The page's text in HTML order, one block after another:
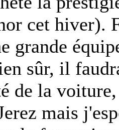
cet hiver).
grande
sûr, il
de la
mais